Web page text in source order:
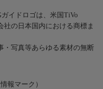
イドロゴは、米国TiVo
社の日本国内における商標ま
・写真等あらゆる素材の無断
報マーク）